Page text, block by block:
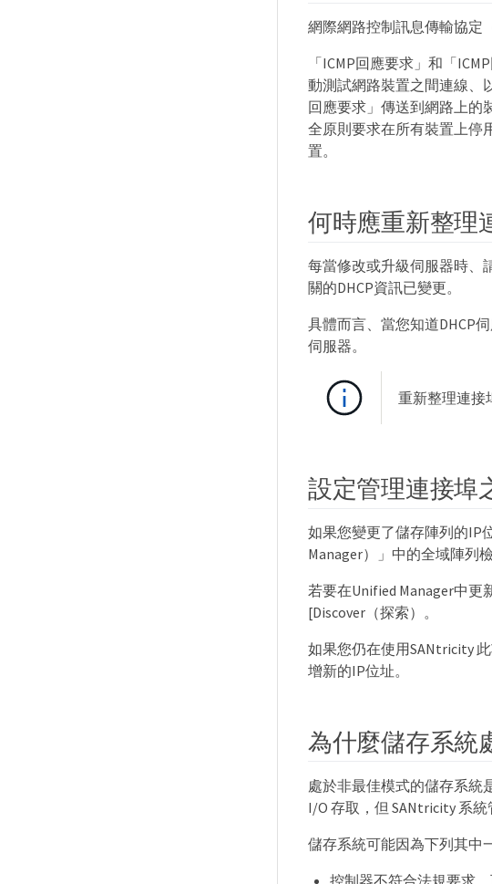
網際網路控制訊息傳輸協定
「ICMP回應要求」和「
動測試網路裝置之間連線、
回應要求」傳送到網路上的
全原則要求在所有裝置上停
置。
何時應重新整理
每當修改或升級伺服器時、
關的DHCP資訊已變更。
具體而言、當您知道DHCP
伺服器。
重新整理連接
設定管理連接埠
如果您變更了儲存陣列的IP
Manager）」中的全域陣列檢
若要在Unified Manager中更
[Discover（探索）。
如果您仍在使用SANtricity
增新的IP位址。
為什麼儲存系統
處於非最佳模式的儲存系統
I/O 存取，但 SANtricity 系統
儲存系統可能因為下列其中
控制器不符合法規要求